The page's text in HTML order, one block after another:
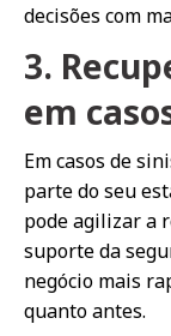
decisões com
3.
em
Em casos de
parte do seu
pode agilizar a
suporte da
negócio mais
quanto antes.